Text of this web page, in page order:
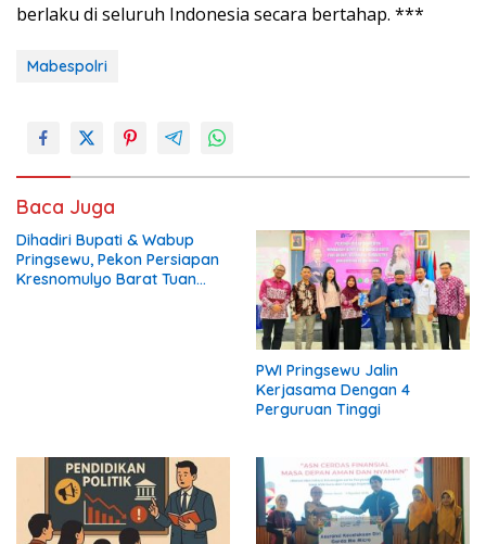
berlaku di seluruh Indonesia secara bertahap. ***
Mabespolri
Baca Juga
Dihadiri Bupati & Wabup
Pringsewu, Pekon Persiapan
Kresnomulyo Barat Tuan
PWI Pringsewu Jalin
Kerjasama Dengan 4
Perguruan Tinggi